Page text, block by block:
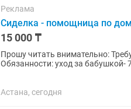
Реклама
Сиделка - помощница по
15 000 ₸
Прошу читать внимательно:
Обязанности: уход за бабушкой-
Астана, сегодня